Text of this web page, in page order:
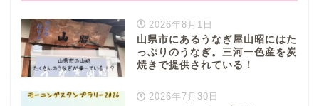
2026年8月1日
山県市にあるうなぎ屋山昭にはた
っぷりのうなぎ。三河一色産を炭
焼きで提供されている！
2026年7月30日